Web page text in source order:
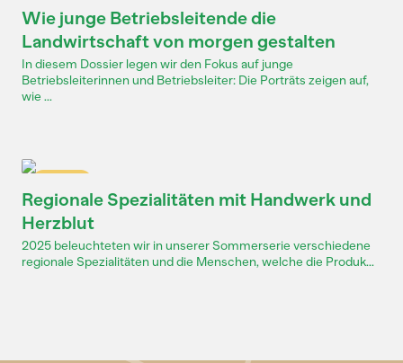
Wie junge Betriebsleitende die
Landwirtschaft von morgen gestalten
In diesem Dossier legen wir den Fokus auf junge
Betriebsleiterinnen und Betriebsleiter: Die Porträts zeigen auf,
wie ...
Regionale Spezialitäten mit Handwerk und
Herzblut
2025 beleuchteten wir in unserer Sommerserie verschiedene
regionale Spezialitäten und die Menschen, welche die Produk...